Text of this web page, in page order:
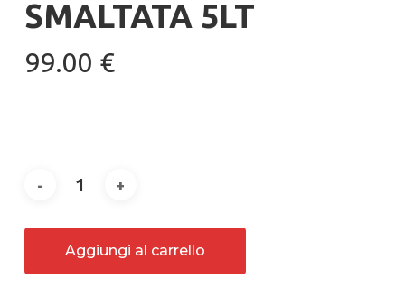
SMALTATA 5LT
99.00 €
Aggiungi al carrello